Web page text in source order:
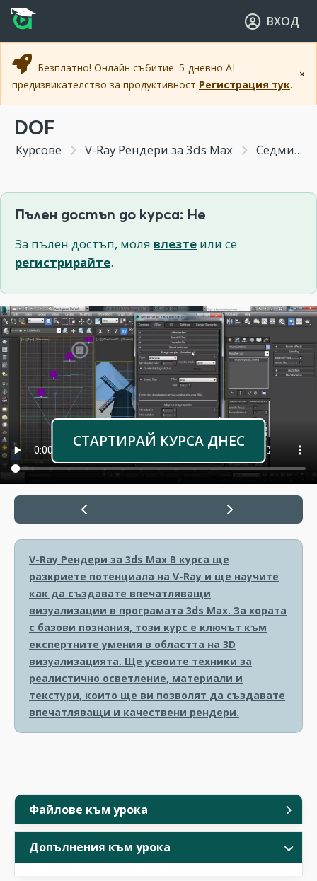
Прескочи към основното съдържание
Прескочи към навигацията
ВХОД
×
Безплатно! Онлайн събитие: 5-дневно AI
предизвикателство за продуктивност Регистрация тук.
Файлове към урока
Допълнения към урока
DOF
Курсове V-Ray Рендери за 3ds Max Седмица 5 - V - Ray Physical Camera / V - Ray Обекти / V - Ray Ефекти
Пълен достъп до курса: Не
За пълен достъп, моля влезте или се
регистрирайте.
СТАРТИРАЙ КУРСА ДНЕС
V-Ray Рендери за 3ds Max В курса ще
разкриете потенциала на V-Ray и ще научите
как да създавате впечатляващи
визуализации в програмата 3ds Max. За хората
с базови познания, този курс е ключът към
експертните умения в областта на 3D
визуализацията. Ще усвоите техники за
реалистично осветление, материали и
текстури, които ще ви позволят да създавате
впечатляващи и качествени рендери.